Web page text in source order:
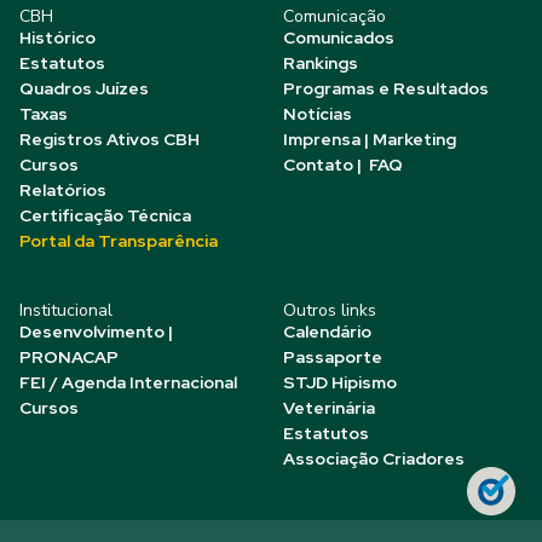
CBH
Histórico
Estatutos
Quadros Juízes
Taxas
Registros Ativos CBH
Cursos
Relatórios
Certificação Técnica
Portal da Transparência
Comunicação
Comunicados
Rankings
Programas e Resultados
Notícias
Imprensa | Marketing
Contato | FAQ
Institucional
Desenvolvimento |
PRONACAP
FEI / Agenda Internacional
Cursos
Outros links
Calendário
Passaporte
STJD Hipismo
Veterinária
Estatutos
Associação Criadores